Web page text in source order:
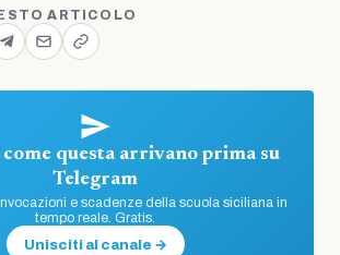
ARTICOLO
questa arrivano prima su
Telegram
e scadenze della scuola siciliana in
tempo reale. Gratis.
Unisciti al canale →